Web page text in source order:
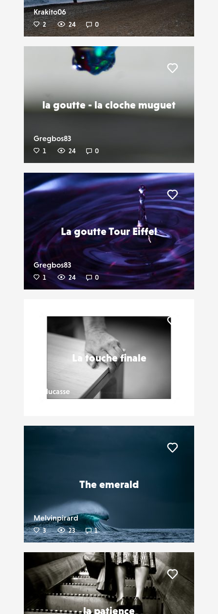
Krakito06
2 24 0
la goutte - la cloche muguet
Gregbos83
1 24 0
La goutte Tour Eiffel
Gregbos83
1 24 0
Liker
La touche finale
Jmducasse
The emerald
Melvinpirard
3 23 1
la patience
Liker